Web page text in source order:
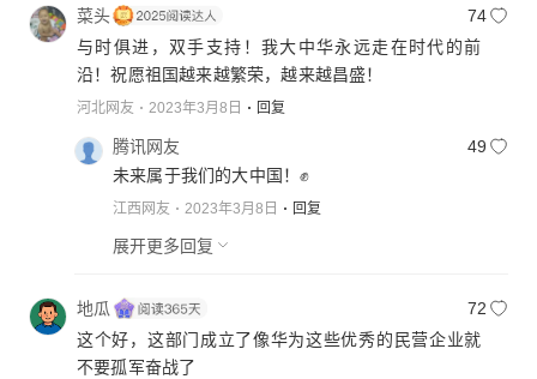
菜头
74
与时俱进，双手支持！我大中华永远走在时代的前
沿！祝愿祖国越来越繁荣，越来越昌盛！
河北网友 2023年3月8日 回复
腾讯网友
49
未来属于我们的大中国！✊
江西网友 2023年3月8日 回复
展开更多回复
地瓜
72
这个好，这部门成立了像华为这些优秀的民营企业就
不要孤军奋战了